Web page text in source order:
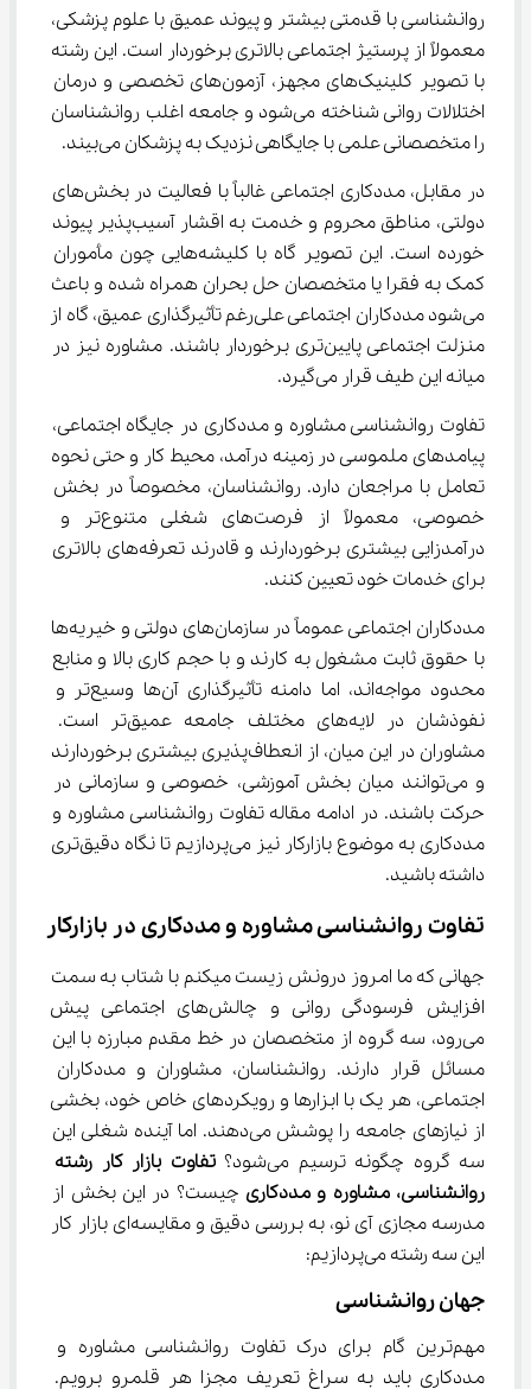
روانشناسی با قدمتی بیشتر و پیوند عمیق با علوم پزشکی،
معمولاً از پرستیژ اجتماعی بالاتری برخوردار است. این رشته
با تصویر کلینیک‌های مجهز، آزمون‌های تخصصی و درمان
اختلالات روانی شناخته می‌شود و جامعه اغلب روانشناسان
را متخصصانی علمی با جایگاهی نزدیک به پزشکان می‌بیند.
در مقابل، مددکاری اجتماعی غالباً با فعالیت در بخش‌های
دولتی، مناطق محروم و خدمت به اقشار آسیب‌پذیر پیوند
خورده است. این تصویر گاه با کلیشه‌هایی چون مأموران
کمک به فقرا یا متخصصان حل بحران همراه شده و باعث
می‌شود مددکاران اجتماعی علی‌رغم تأثیرگذاری عمیق، گاه از
منزلت اجتماعی پایین‌تری برخوردار باشند. مشاوره نیز در
میانه این طیف قرار می‌گیرد.
تفاوت روانشناسی مشاوره و مددکاری در جایگاه اجتماعی،
پیامدهای ملموسی در زمینه درآمد، محیط کار و حتی نحوه
تعامل با مراجعان دارد. روانشناسان، مخصوصاً در بخش
خصوصی، معمولاً از فرصت‌های شغلی متنوع‌تر و
درآمدزایی بیشتری برخوردارند و قادرند تعرفه‌های بالاتری
برای خدمات خود تعیین کنند.
مددکاران اجتماعی عموماً در سازمان‌های دولتی و خیریه‌ها
با حقوق ثابت مشغول به کارند و با حجم کاری بالا و منابع
محدود مواجه‌اند، اما دامنه تأثیرگذاری آن‌ها وسیع‌تر و
نفوذشان در لایه‌های مختلف جامعه عمیق‌تر است.
مشاوران در این میان، از انعطاف‌پذیری بیشتری برخوردارند
و می‌توانند میان بخش آموزشی، خصوصی و سازمانی در
حرکت باشند. در ادامه مقاله تفاوت روانشناسی مشاوره و
مددکاری به موضوع بازارکار نیز می‌پردازیم تا نگاه دقیق‌تری
داشته باشید.
تفاوت روانشناسی مشاوره و مددکاری در بازارکار
جهانی که ما امروز درونش زیست میکنم با شتاب به سمت
می‌رود، سه گروه از متخصصان در خط مقدم مبارزه با این
مسائل قرار دارند. روانشناسان، مشاوران و مددکاران
اجتماعی، هر یک با ابزارها و رویکردهای خاص خود، بخشی
از نیازهای جامعه را پوشش می‌دهند. اما آینده شغلی این
سه گروه چگونه ترسیم می‌شود؟
تفاوت بازار کار رشته
روانشناسی، مشاوره و مددکاری چیست؟ در این بخش از
مدرسه مجازی آی نو، به بررسی دقیق و مقایسه‌ای بازار کار
این سه رشته می‌پردازیم:
جهان روانشناسی
مهم‌ترین گام برای درک تفاوت روانشناسی مشاوره و
مددکاری باید به سراغ تعریف مجزا هر قلمرو برویم.